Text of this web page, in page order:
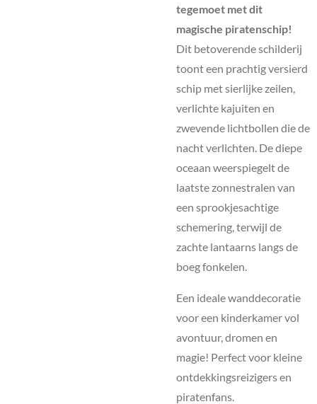
tegemoet met dit
magische piratenschip!
Dit betoverende schilderij
toont een prachtig versierd
schip met sierlijke zeilen,
verlichte kajuiten en
zwevende lichtbollen die de
nacht verlichten. De diepe
oceaan weerspiegelt de
laatste zonnestralen van
een sprookjesachtige
schemering, terwijl de
zachte lantaarns langs de
boeg fonkelen.
Een ideale wanddecoratie
voor een kinderkamer vol
avontuur, dromen en
magie! Perfect voor kleine
ontdekkingsreizigers en
piratenfans.